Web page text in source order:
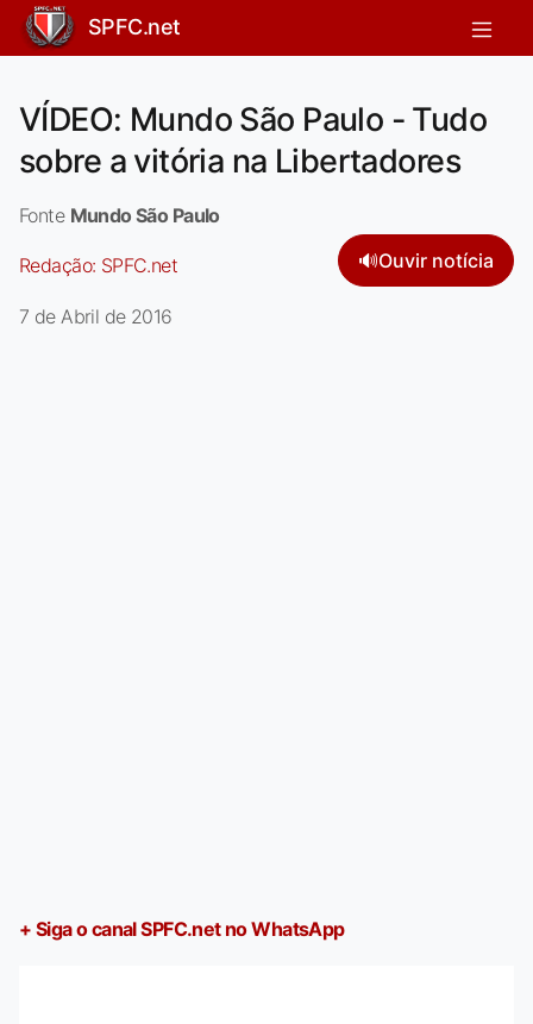
SPFC.net
VÍDEO: Mundo São Paulo - Tudo
sobre a vitória na Libertadores
Fonte Mundo São Paulo
Redação: SPFC.net 🔊Ouvir notícia
7 de Abril de 2016
+ Siga o canal SPFC.net no WhatsApp